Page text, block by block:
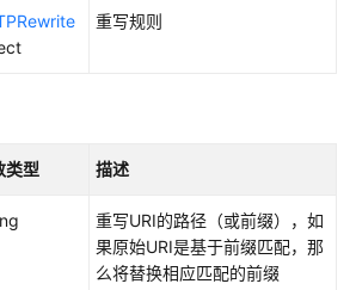
重写规则
类型 描述
重写URI的路径（或前缀），如
果原始URI是基于前缀匹配，那
么将替换相应匹配的前缀